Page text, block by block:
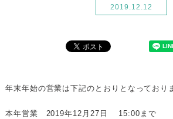
2019.12.12
年末年始の営業は下記のとおりとなっており
本年営業 2019年12 月 27 日 15:00 まで